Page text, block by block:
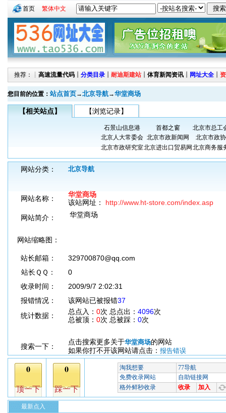
首页 繁体中文
推荐：┊ 高速流量代码 ┊ 分类目录 ┊ 耐迪斯建站 ┊ 体育新闻资讯 ┊ 网址大全 ┊
您目前的位置： 站点首页→北京导航→华堂商场
【相关站点】 【浏览记录】
石景山信息港 首都之窗
北京市总工
北京人大常委会 北京市政新闻网
北京市政协
北京市政研究室北京进出口贸易网 北京商务服
网站分类： 北京导航
网站名称：
华堂商场
该站网址： http://www.ht-store.com/index.asp
网站简介：
华堂商场
网站缩略图：
站长邮箱：
329700870@qq.com
站长ＱＱ：
0
收录时间：
2009/9/7 2:02:31
报错情况：
该网站已被报错37
统计数据：
总点入： 0次 总点出： 4096次
总被顶： 0次 总被踩： 0次
搜索一下：
点击搜索更多关于华堂商场的网站
如果你打不开该网站请点击： 报告错误
最新点入